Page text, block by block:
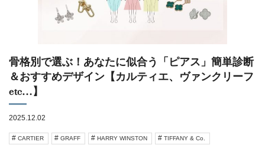
骨格別で選ぶ！あなたに似合う「ピアス」簡単診断
＆おすすめデザイン【カルティエ、ヴァンクリーフ
etc…】
2025.12.02
CARTIER GRAFF HARRY WINSTON TIFFANY & Co.